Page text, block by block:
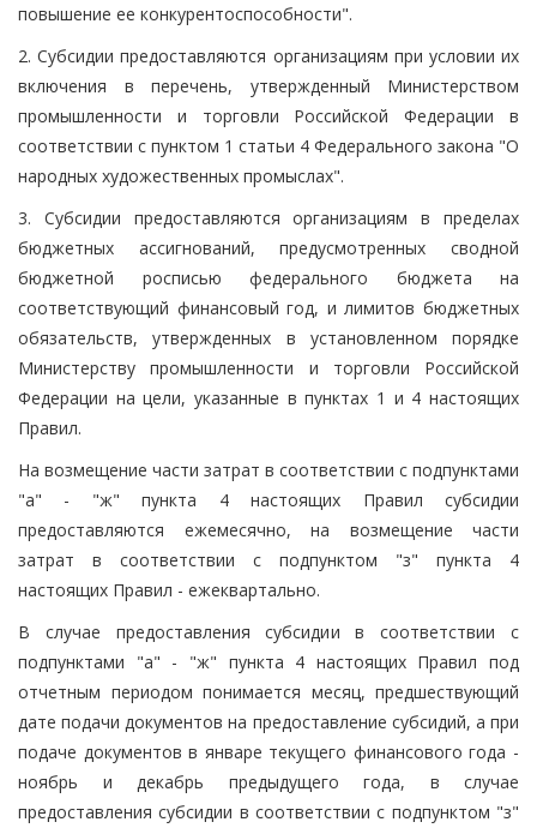
повышение ее конкурентоспособности".
2. Субсидии предоставляются организациям при условии их
включения в перечень, утвержденный Министерством
промышленности и торговли Российской Федерации в
соответствии с пунктом 1 статьи 4 Федерального закона "О
народных художественных промыслах".
3. Субсидии предоставляются организациям в пределах
бюджетных ассигнований, предусмотренных сводной
бюджетной росписью федерального бюджета на
соответствующий финансовый год, и лимитов бюджетных
обязательств, утвержденных в установленном порядке
Министерству промышленности и торговли Российской
Федерации на цели, указанные в пунктах 1 и 4 настоящих
Правил.
На возмещение части затрат в соответствии с подпунктами
"а" - "ж" пункта 4 настоящих Правил субсидии
предоставляются ежемесячно, на возмещение части
затрат в соответствии с подпунктом "з" пункта 4
настоящих Правил - ежеквартально.
В случае предоставления субсидии в соответствии с
подпунктами "а" - "ж" пункта 4 настоящих Правил под
отчетным периодом понимается месяц, предшествующий
дате подачи документов на предоставление субсидий, а при
подаче документов в январе текущего финансового года -
ноябрь и декабрь предыдущего года, в случае
предоставления субсидии в соответствии с подпунктом "з"